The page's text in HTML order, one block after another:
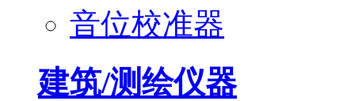
音位校准器
建筑/测绘仪器